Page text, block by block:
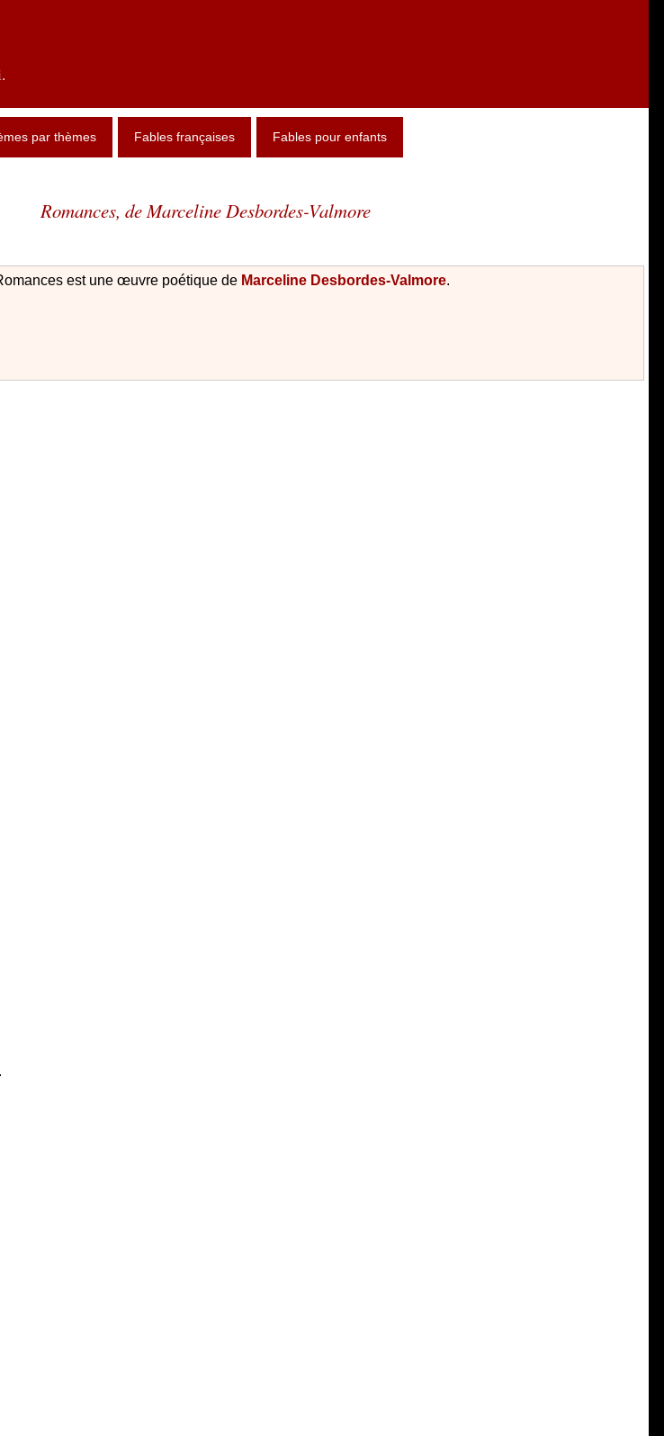
par thèmes Fables françaises Fables pour enfants
Romances, de Marceline Desbordes-Valmore
est une œuvre poétique de Marceline Desbordes-Valmore.
.